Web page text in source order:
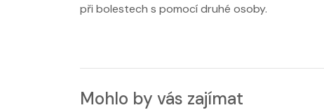
při bolestech s pomocí druhé osoby.
Mohlo by vás zajímat